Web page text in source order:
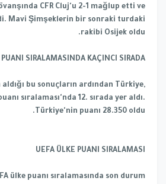
CFR Cluj'u 2-1 mağlup etti ve
Mavi Şimşeklerin bir sonraki turdaki
rakibi Osijek oldu.
SIRALAMASINDA KAÇINCI SIRADA?
bu sonuçların ardından Türkiye,
sıralaması'nda 12. sırada yer aldı.
Türkiye'nin puanı 28.350 oldu.
UEFA ÜLKE PUANI SIRALAMASI
ülke puanı sıralamasında son durum: